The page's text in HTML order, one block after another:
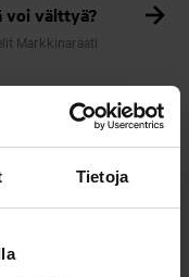
Tietoja
voi välttyä?
Markkinaraati
- katso
9